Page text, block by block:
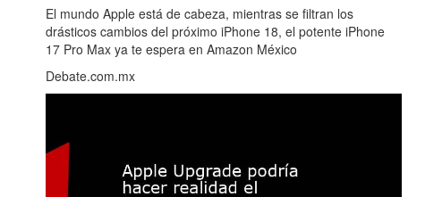
El mundo Apple está de cabeza, mientras se filtran los
drásticos cambios del próximo iPhone 18, el potente iPhone
17 Pro Max ya te espera en Amazon México
Debate.com.mx